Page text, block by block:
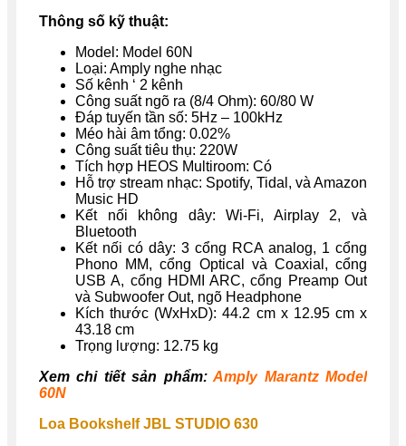
Thông số kỹ thuật:
Model: Model 60N
Loại: Amply nghe nhạc
Số kênh ‘ 2 kênh
Công suất ngõ ra (8/4 Ohm): 60/80 W
Đáp tuyến tần số: 5Hz – 100kHz
Méo hài âm tổng: 0.02%
Công suất tiêu thụ: 220W
Tích hợp HEOS Multiroom: Có
Hỗ trợ stream nhạc: Spotify, Tidal, và Amazon
Music HD
Kết nối không dây: Wi-Fi, Airplay 2, và
Bluetooth
Kết nối có dây: 3 cổng RCA analog, 1 cổng
Phono MM, cổng Optical và Coaxial, cổng
USB A, cổng HDMI ARC, cổng Preamp Out
và Subwoofer Out, ngõ Headphone
Kích thước (WxHxD): 44.2 cm x 12.95 cm x
43.18 cm
Trọng lượng: 12.75 kg
Xem chi tiết sản phẩm:Amply Marantz Model
60N
Loa Bookshelf JBL STUDIO 630